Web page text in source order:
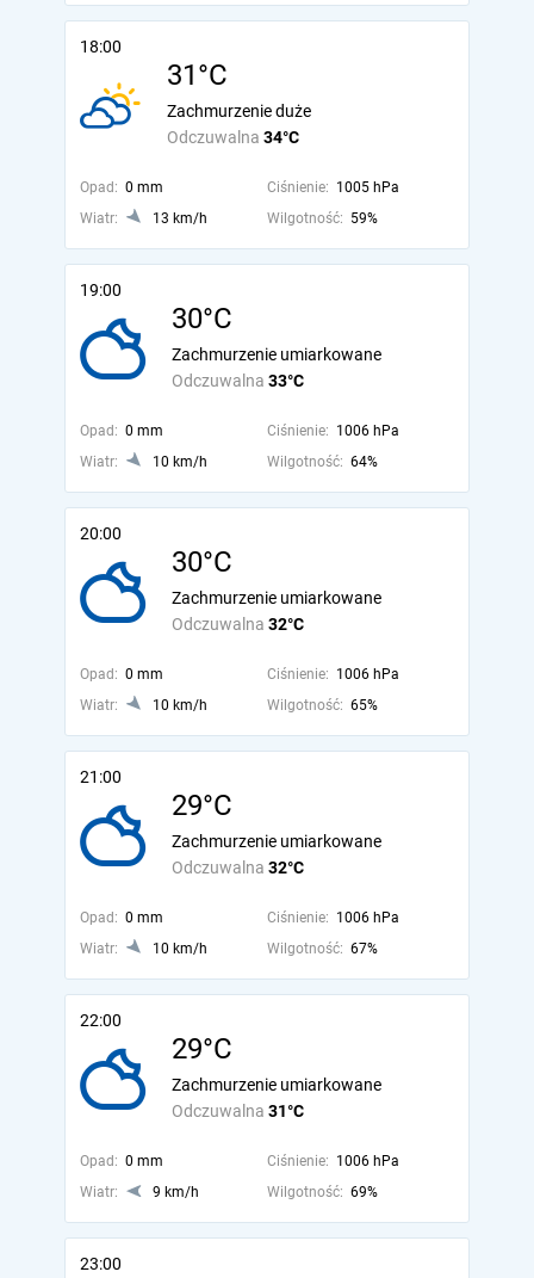
18:00
31°C
Odczuwalna 34°C
Zachmurzenie duże
Opad: 0 mm Ciśnienie: 1005 hPa
Wiatr:
13 km/h Wilgotność: 59%
19:00
30°C
Odczuwalna 33°C
Zachmurzenie umiarkowane
Opad: 0 mm Ciśnienie: 1006 hPa
Wiatr:
10 km/h Wilgotność: 64%
20:00
30°C
Odczuwalna 32°C
Zachmurzenie umiarkowane
Opad: 0 mm Ciśnienie: 1006 hPa
Wiatr:
10 km/h Wilgotność: 65%
21:00
29°C
Odczuwalna 32°C
Zachmurzenie umiarkowane
Opad: 0 mm Ciśnienie: 1006 hPa
Wiatr:
10 km/h Wilgotność: 67%
22:00
29°C
Odczuwalna 31°C
Zachmurzenie umiarkowane
Opad: 0 mm Ciśnienie: 1006 hPa
Wiatr:
9 km/h Wilgotność: 69%
23:00